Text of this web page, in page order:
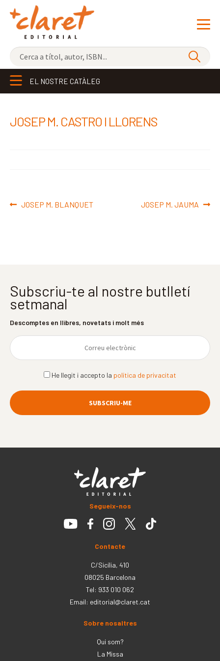
NOVETATS
ELS MÉS VENUTS
EL NOSTRE CATÀLEG
JOSEP M. CASTRO I LLORENS
Navegació
Entrada
JOSEP M. BLANQUET
Pròxima
JOSEP M. JAUMA
Subscriu-te al nostre butlletí
setmanal
Descomptes en llibres, novetats i molt més
He llegit i accepto la política de privacitat
Segueix-nos
Contacte
C/Sicília, 410
08025 Barcelona
Tel: 933 010 062
Email: editorial@claret.cat
Sobre nosaltres
Qui som?
La Missa